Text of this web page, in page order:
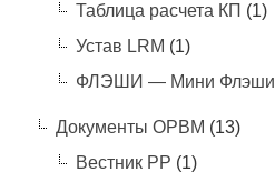
Таблица расчета КП (1)
Устав LRM (1)
ФЛЭШИ — Мини Флэши
Документы ОРВМ (13)
Вестник РР (1)